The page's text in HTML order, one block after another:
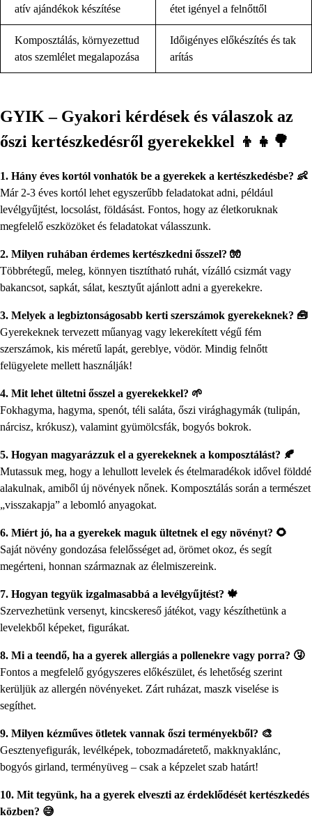
atív ajándékok készítése étet igényel a felnőttől
Komposztálás, környezettud
atos szemlélet megalapozása
Időigényes előkészítés és tak
arítás
GYIK – Gyakori kérdések és válaszok az
őszi kertészkedésről gyerekekkel 👦👧🌳
1. Hány éves kortól vonhatók be a gyerekek a kertészkedésbe? 👶
Már 2-3 éves kortól lehet egyszerűbb feladatokat adni, például
levélgyűjtést, locsolást, földásást. Fontos, hogy az életkoruknak
megfelelő eszközöket és feladatokat válasszunk.
2. Milyen ruhában érdemes kertészkedni ősszel? 🧤
Többrétegű, meleg, könnyen tisztítható ruhát, vízálló csizmát vagy
bakancsot, sapkát, sálat, kesztyűt ajánlott adni a gyerekekre.
3. Melyek a legbiztonságosabb kerti szerszámok gyerekeknek? 🧰
Gyerekeknek tervezett műanyag vagy lekerekített végű fém
szerszámok, kis méretű lapát, gereblye, vödör. Mindig felnőtt
felügyelete mellett használják!
4. Mit lehet ültetni ősszel a gyerekekkel? 🌱
Fokhagyma, hagyma, spenót, téli saláta, őszi virághagymák (tulipán,
nárcisz, krókusz), valamint gyümölcsfák, bogyós bokrok.
5. Hogyan magyarázzuk el a gyerekeknek a komposztálást? 🍂
Mutassuk meg, hogy a lehullott levelek és ételmaradékok idővel földdé
alakulnak, amiből új növények nőnek. Komposztálás során a természet
„visszakapja” a lebomló anyagokat.
6. Miért jó, ha a gyerekek maguk ültetnek el egy növényt? 🌻
Saját növény gondozása felelősséget ad, örömet okoz, és segít
megérteni, honnan származnak az élelmiszereink.
7. Hogyan tegyük izgalmasabbá a levélgyűjtést? 🍁
Szervezhetünk versenyt, kincskereső játékot, vagy készíthetünk a
levelekből képeket, figurákat.
8. Mi a teendő, ha a gyerek allergiás a pollenekre vagy porra? 🤧
Fontos a megfelelő gyógyszeres előkészület, és lehetőség szerint
kerüljük az allergén növényeket. Zárt ruházat, maszk viselése is
segíthet.
9. Milyen kézműves ötletek vannak őszi terményekből? 🎨
Gesztenyefigurák, levélképek, tobozmadáretető, makknyaklánc,
bogyós girland, terményüveg – csak a képzelet szab határt!
10. Mit tegyünk, ha a gyerek elveszti az érdeklődését kertészkedés
közben? 😅